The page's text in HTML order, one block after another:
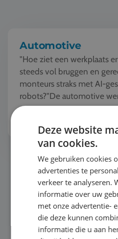
Automotive
"Hoe ziet een werkplaats
steeds vol bruggen en
monteurs straks met AI-
robots?"De automotive
razendsnel. Tijde...
Mode en Design
Deze website
van cookies.
We gebruiken cookies
advertenties te
verkeer te analyseren.
informatie over uw
met onze advertentie-
die deze kunnen
informatie die u aan